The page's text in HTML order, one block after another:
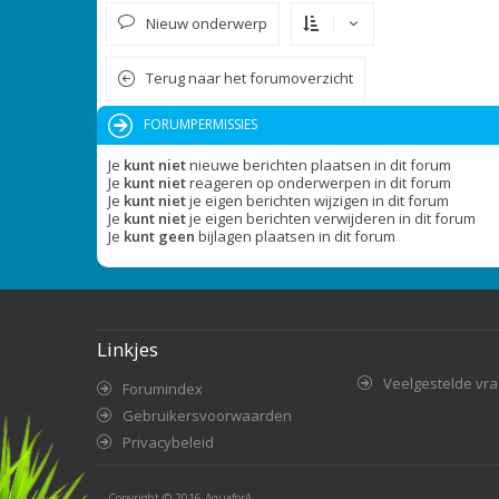
Nieuw onderwerp
Terug naar het forumoverzicht
FORUMPERMISSIES
Je kunt nietnieuwe berichten plaatsen in dit forum
Je kunt nietreageren op onderwerpen in dit forum
Je kunt nietje eigen berichten wijzigen in dit forum
Je kunt nietje eigen berichten verwijderen in dit forum
Je kunt geen bijlagen plaatsen in dit forum
Linkjes
Forumindex
Gebruikersvoorwaarden
Privacybeleid
Veelgestelde